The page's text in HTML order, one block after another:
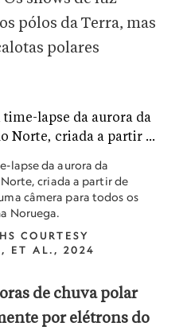
pólos da Terra, mas
polares
lapse da aurora da
criada a partir de
câmera para todos os
Noruega.
COURTESY
ET AL., 2024
de chuva polar
por elétrons do